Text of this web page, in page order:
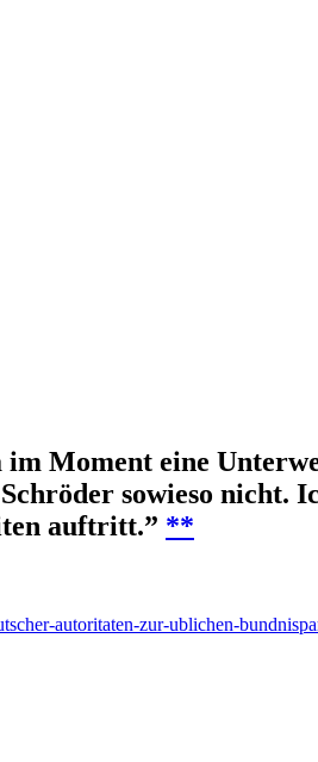
Moment eine
sowieso nicht.
auftritt.” **
autoritaten-zur-ublichen-